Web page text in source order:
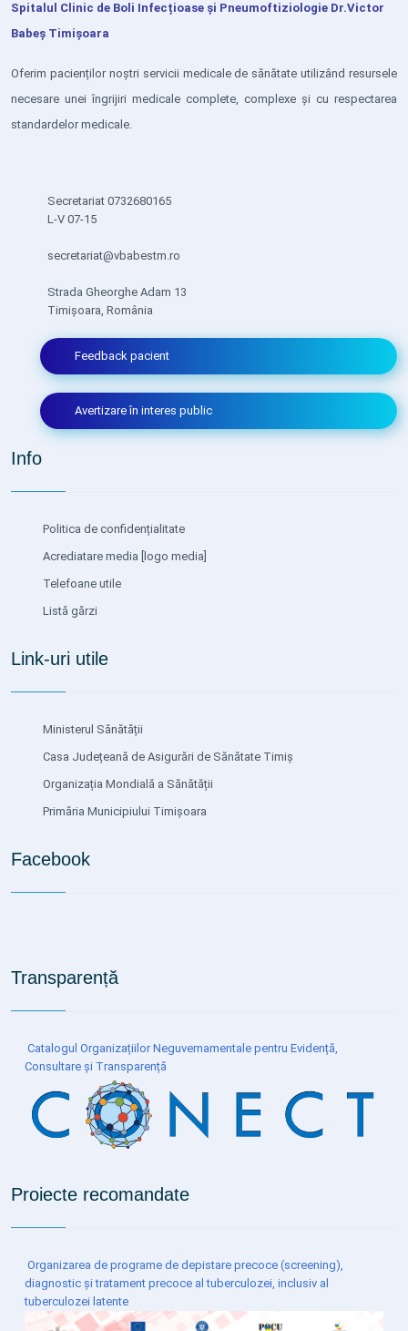
Spitalul Clinic de Boli Infecțioase și Pneumoftiziologie Dr.Victor
Babeș Timișoara
Oferim pacienților noștri servicii medicale de sănătate utilizând resursele
necesare unei îngrijiri medicale complete, complexe și cu respectarea
standardelor medicale.
Secretariat 0732680165
L-V 07-15
secretariat@vbabestm.ro
Strada Gheorghe Adam 13
Timișoara, România
Feedback pacient
Avertizare în interes public
Info
Politica de confidențialitate
Acrediatare media [logo media]
Telefoane utile
Listă gărzi
Link-uri utile
Ministerul Sănătății
Casa Județeană de Asigurări de Sănătate Timiș
Organizația Mondială a Sănătății
Primăria Municipiului Timișoara
Facebook
Transparență
Catalogul Organizațiilor Neguvernamentale pentru Evidență,
Consultare și Transparență
Proiecte recomandate
Organizarea de programe de depistare precoce (screening),
diagnostic și tratament precoce al tuberculozei, inclusiv al
tuberculozei latente